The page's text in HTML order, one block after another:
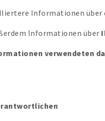
Informationen über
Informationen über
verwendeten